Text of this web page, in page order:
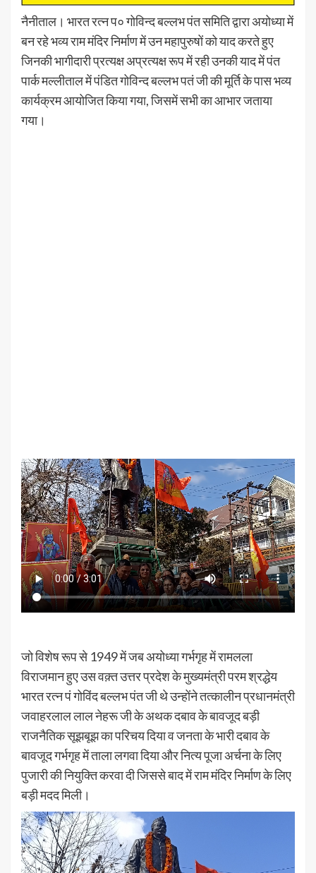
नैनीताल। भारत रत्न प० गोविन्द बल्लभ पंत समिति द्वारा अयोध्या में
बन रहे भव्य राम मंदिर निर्माण में उन महापुरुषों को याद करते हुए
जिनकी भागीदारी प्रत्यक्ष अप्रत्यक्ष रूप में रही उनकी याद में पंत
पार्क मल्लीताल में पंडित गोविन्द बल्लभ पतं जी की मूर्ति के पास भव्य
कार्यक्रम आयोजित किया गया, जिसमें सभी का आभार जताया
गया।
जो विशेष रूप से 1949 में जब अयोध्या गर्भगृह में रामलला
विराजमान हुए उस वक़्त उत्तर प्रदेश के मुख्यमंत्री परम श्रद्धेय
भारत रत्न पं गोविंद बल्लभ पंत जी थे उन्होंने तत्कालीन प्रधानमंत्री
जवाहरलाल लाल नेहरू जी के अथक दबाव के बावजूद बड़ी
राजनैतिक सूझबूझ का परिचय दिया व जनता के भारी दबाव के
बावजूद गर्भगृह में ताला लगवा दिया और नित्य पूजा अर्चना के लिए
पुजारी की नियुक्ति करवा दी जिससे बाद में राम मंदिर निर्माण के लिए
बड़ी मदद मिली।